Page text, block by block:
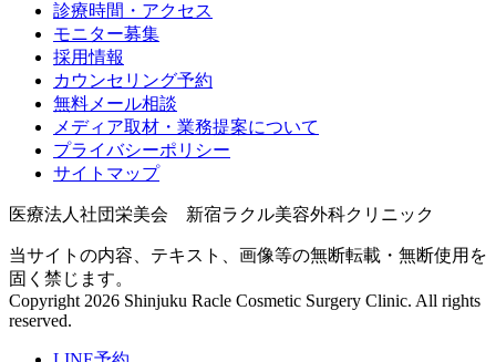
診療時間・アクセス
モニター募集
採用情報
カウンセリング予約
無料メール相談
メディア取材・業務提案について
プライバシーポリシー
サイトマップ
医療法人社団栄美会 新宿ラクル美容外科クリニック
当サイトの内容、テキスト、画像等の無断転載・無断使用を
固く禁じます。
Copyright 2026 Shinjuku Racle Cosmetic Surgery Clinic. All rights
reserved.